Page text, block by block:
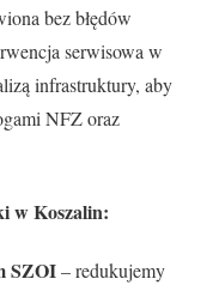
bez błędów
serwisowa w
infrastruktury, aby
NFZ oraz
w Koszalin:
SZOI– redukujemy